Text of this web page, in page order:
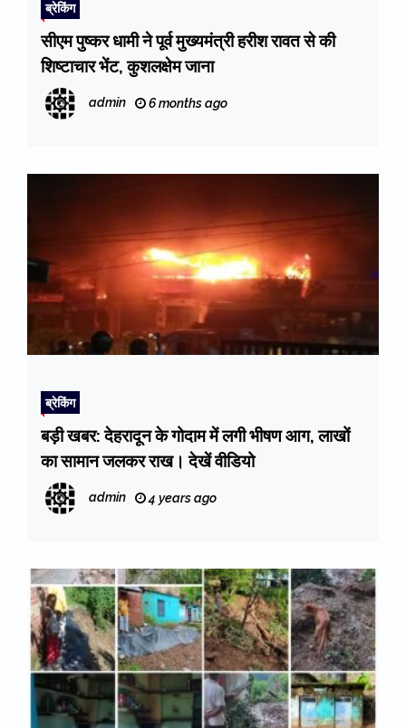
ब्रेकिंग
सीएम पुष्कर धामी ने पूर्व मुख्यमंत्री हरीश रावत से की
शिष्टाचार भेंट, कुशलक्षेम जाना
admin 6 months ago
ब्रेकिंग
बड़ी खबर: देहरादून के गोदाम में लगी भीषण आग, लाखों
का सामान जलकर राख। देखें वीडियो
admin 4 years ago